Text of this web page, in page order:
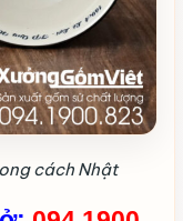
cách Nhật